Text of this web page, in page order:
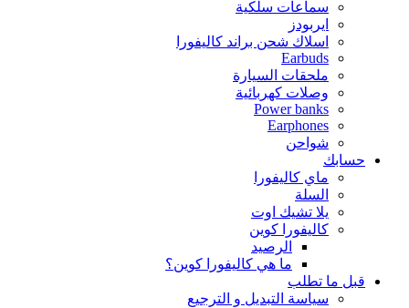
سماعات سلكية
ايربودز
اسلاك شحن براند كاليفورا
Earbuds
ملحقات السيارة
وصلات كهربائية
Power banks
Earphones
شواحن
حسابك
ماي كاليفورا
السلة
يلا تشيك اوت
كاليفورا كوين
الرصيد
ما هي كاليفورا كوين؟
قبل ما تطلب
سياسة التبديل و الترجيع